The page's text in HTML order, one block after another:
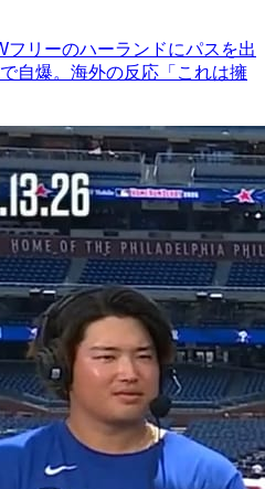
フリーのハーランドにパスを出
自爆。海外の反応「これは擁